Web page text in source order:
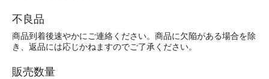
不良品
商品到着後速やかにご連絡ください。商品に欠陥がある場合を除
き、返品には応じかねますのでご了承ください。
販売数量